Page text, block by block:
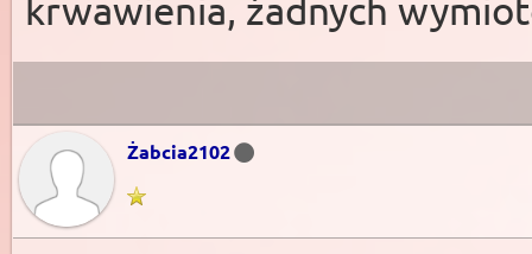
Żabcia2102